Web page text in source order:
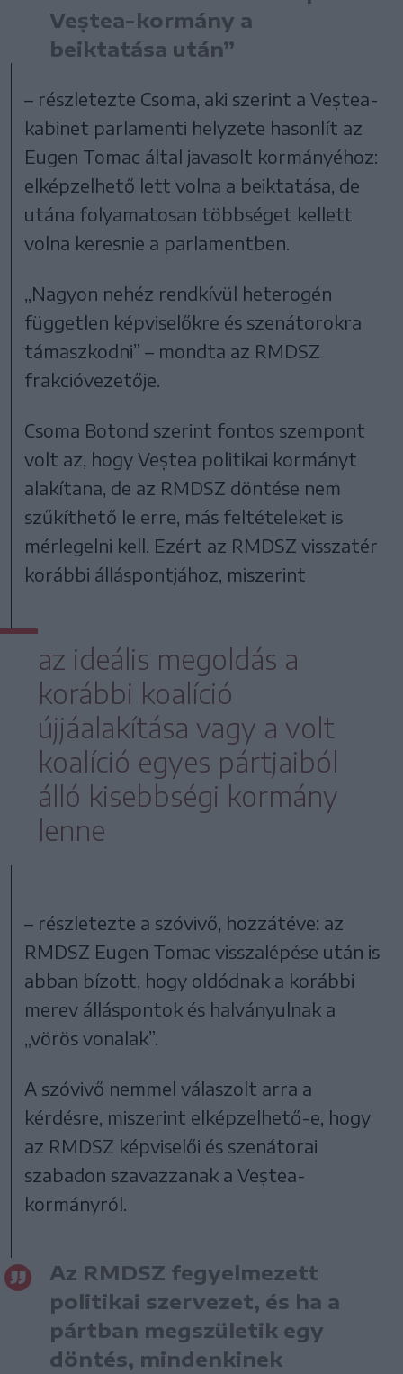
Veștea-kormány a
beiktatása után”
– részletezte Csoma, aki szerint a Veștea-
kabinet parlamenti helyzete hasonlít az
Eugen Tomac által javasolt kormányéhoz:
elképzelhető lett volna a beiktatása, de
utána folyamatosan többséget kellett
volna keresnie a parlamentben.
„Nagyon nehéz rendkívül heterogén
független képviselőkre és szenátorokra
támaszkodni” – mondta az RMDSZ
frakcióvezetője.
Csoma Botond szerint fontos szempont
volt az, hogy Veștea politikai kormányt
alakítana, de az RMDSZ döntése nem
szűkíthető le erre, más feltételeket is
mérlegelni kell. Ezért az RMDSZ visszatér
korábbi álláspontjához, miszerint
az ideális megoldás a
korábbi koalíció
újjáalakítása vagy a volt
koalíció egyes pártjaiból
álló kisebbségi kormány
lenne
– részletezte a szóvivő, hozzátéve: az
RMDSZ Eugen Tomac visszalépése után is
abban bízott, hogy oldódnak a korábbi
merev álláspontok és halványulnak a
„vörös vonalak”.
A szóvivő nemmel válaszolt arra a
kérdésre, miszerint elképzelhető-e, hogy
az RMDSZ képviselői és szenátorai
szabadon szavazzanak a Veștea-
kormányról.
Az RMDSZ fegyelmezett
politikai szervezet, és ha a
pártban megszületik egy
döntés, mindenkinek